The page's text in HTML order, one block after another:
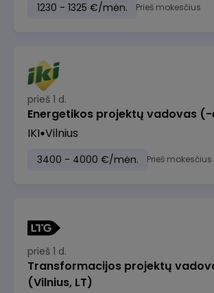
1230 - 1325 €/mėn. Prieš mokesčius
prieš 1 d.
Energetikos projektų vadovas
IKI Vilnius
3400 - 4000 €/mėn. Prieš mokesčius
prieš 1 d.
Transformacijos projektų
(Vilnius, LT)